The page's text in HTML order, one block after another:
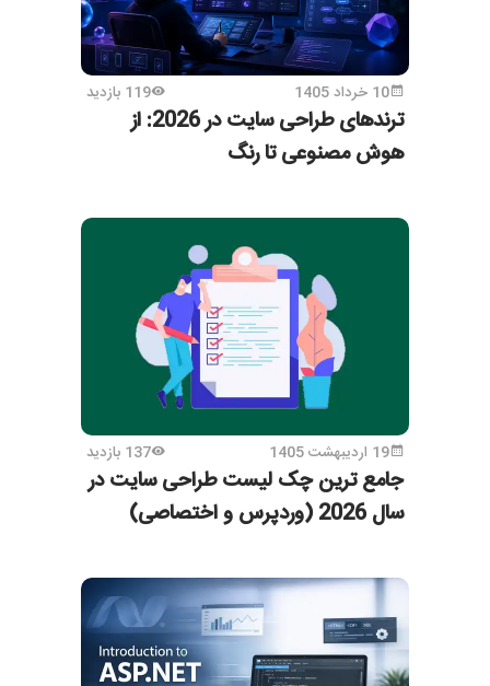
10 خرداد 1405 119 بازدید
ترندهای طراحی سایت در 2026: از
هوش مصنوعی تا رنگ
19 اردیبهشت 1405 137 بازدید
جامع ترین چک لیست طراحی سایت در
سال 2026 (وردپرس و اختصاصی)